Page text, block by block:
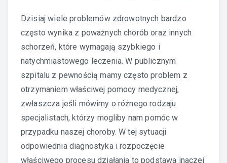
Dzisiaj wiele problemów zdrowotnych bardzo
często wynika z poważnych chorób oraz innych
schorzeń, które wymagają szybkiego i
natychmiastowego leczenia. W publicznym
szpitalu z pewnością mamy często problem z
otrzymaniem właściwej pomocy medycznej,
zwłaszcza jeśli mówimy o różnego rodzaju
specjalistach, którzy mogliby nam pomóc w
przypadku naszej choroby. W tej sytuacji
odpowiednia diagnostyka i rozpoczęcie
właściwego procesu działania to podstawa inaczej